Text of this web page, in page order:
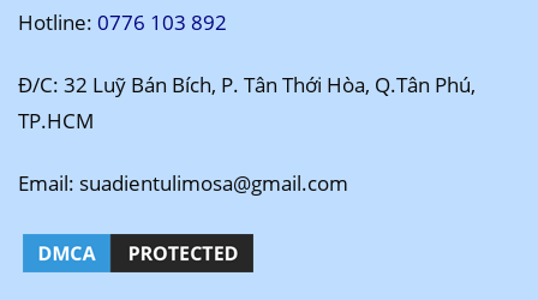
Hotline: 0776 103 892
Đ/C: 32 Luỹ Bán Bích, P. Tân Thới Hòa, Q.Tân Phú,
TP.HCM
Email: suadientulimosa@gmail.com